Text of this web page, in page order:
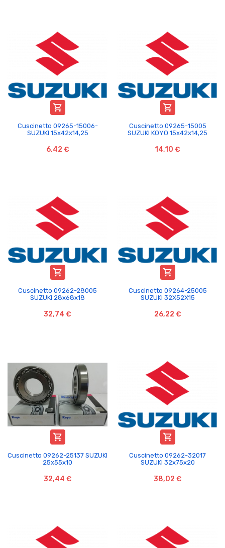

Cuscinetto 09265-15006-
SUZUKI 15x42x14,25
6,42 €

Cuscinetto 09265-15005
SUZUKI KOYO 15x42x14,25
14,10 €

Cuscinetto 09262-28005
SUZUKI 28x68x18
32,74 €

Cuscinetto 09264-25005
SUZUKI 32X52X15
26,22 €

Cuscinetto 09262-25137 SUZUKI
25x55x10
32,44 €

Cuscinetto 09262-32017
SUZUKI 32x75x20
38,02 €